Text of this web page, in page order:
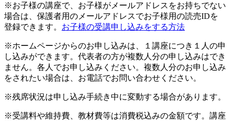
※お子様の講座で、お子様がメールアドレスをお持ちでない
場合は、保護者用のメールアドレスでお子様用の読売IDを
登録できます。 お子様の受講申し込みをする方法
※ホームページからのお申し込みは、１講座につき１人の申
し込みができます。代表者の方が複数人分の申し込みはでき
ません。各人でお申し込みください。複数人分のお申し込み
をされたい場合は、お電話でお問い合わせください。
※残席状況は申し込み手続き中に変動する場合があります。
※受講料や維持費、教材費等は消費税込みの金額です。講座